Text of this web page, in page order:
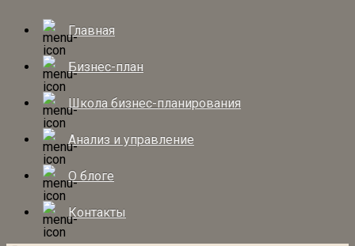
Главная
Бизнес-план
Школа бизнес-планирования
Анализ и управление
О блоге
Контакты